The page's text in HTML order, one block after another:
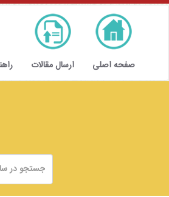
صفحه اصلی ارسال مقالات